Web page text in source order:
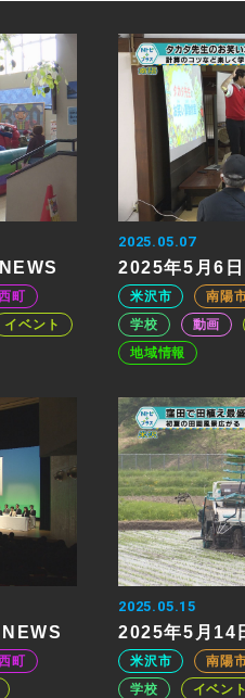
町
イベント
2025.05.07
2025年5月6
米沢市 南陽
学校
動画
地域情報
町
2025.05.15
2025年5月14
米沢市 南陽
学校
イベント